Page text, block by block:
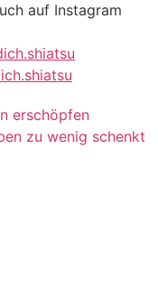
auf Instagram
erschöpfen
zu wenig schenkt